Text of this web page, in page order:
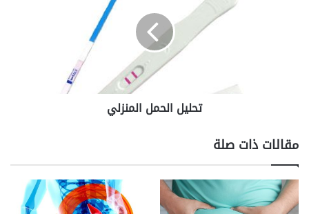
تحليل الحمل المنزلي
مقالات ذات صلة